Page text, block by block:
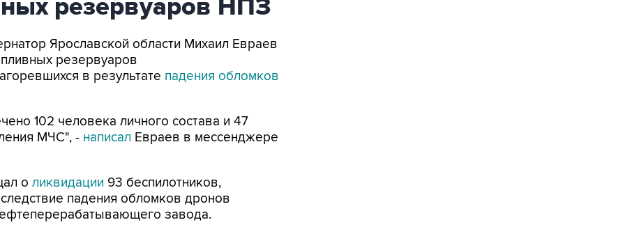
резервуаров НПЗ
Ярославской области Михаил Евраев
резервуаров
в результате падения обломков
102 человека личного состава и 47
МЧС", - написал Евраев в мессенджере
о ликвидации 93 беспилотников,
падения обломков дронов
завода.